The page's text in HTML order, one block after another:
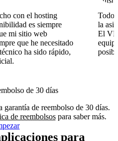
con el hosting
es siempre
mi sitio web
que he necesitado
ha sido rápido,
Todo
la
El
de 30 días
garantía de reembolso de 30 días.
de reembolsospara saber más.
para